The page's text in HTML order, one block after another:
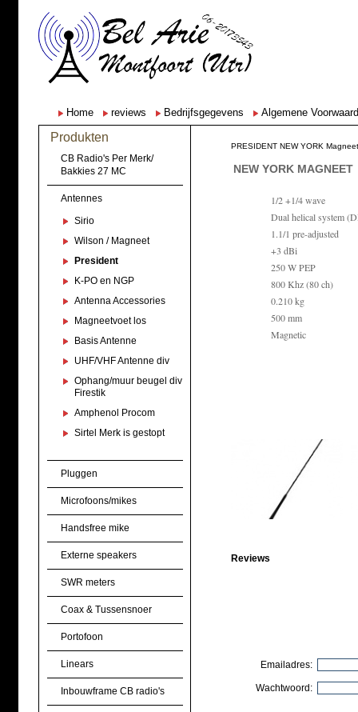
Home reviews Bedrijfsgegevens Algemene
Produkten
CB Radio's Per Merk/
Bakkies 27 MC
Antennes
Sirio
Wilson / Magneet
President
K-PO en NGP
Antenna Accessories
Magneetvoet los
Basis Antenne
UHF/VHF Antenne div
Ophang/muur beugel div
Firestik
Amphenol Procom
Sirtel Merk is gestopt
Pluggen
Microfoons/mikes
Handsfree mike
Externe speakers
SWR meters
Coax & Tussensnoer
Portofoon
Linears
Inbouwframe CB radio's
PRESIDENT NEW YORK
NEW YORK MAGNEET
1/2 +1/4 wave
Dual helical system
1.1/1 pre-adjusted
+3 dBi
250 W PEP
800 Khz (80 ch)
0.210 kg
500 mm
Magnetic
Reviews
Emailadres:
Wachtwoord: